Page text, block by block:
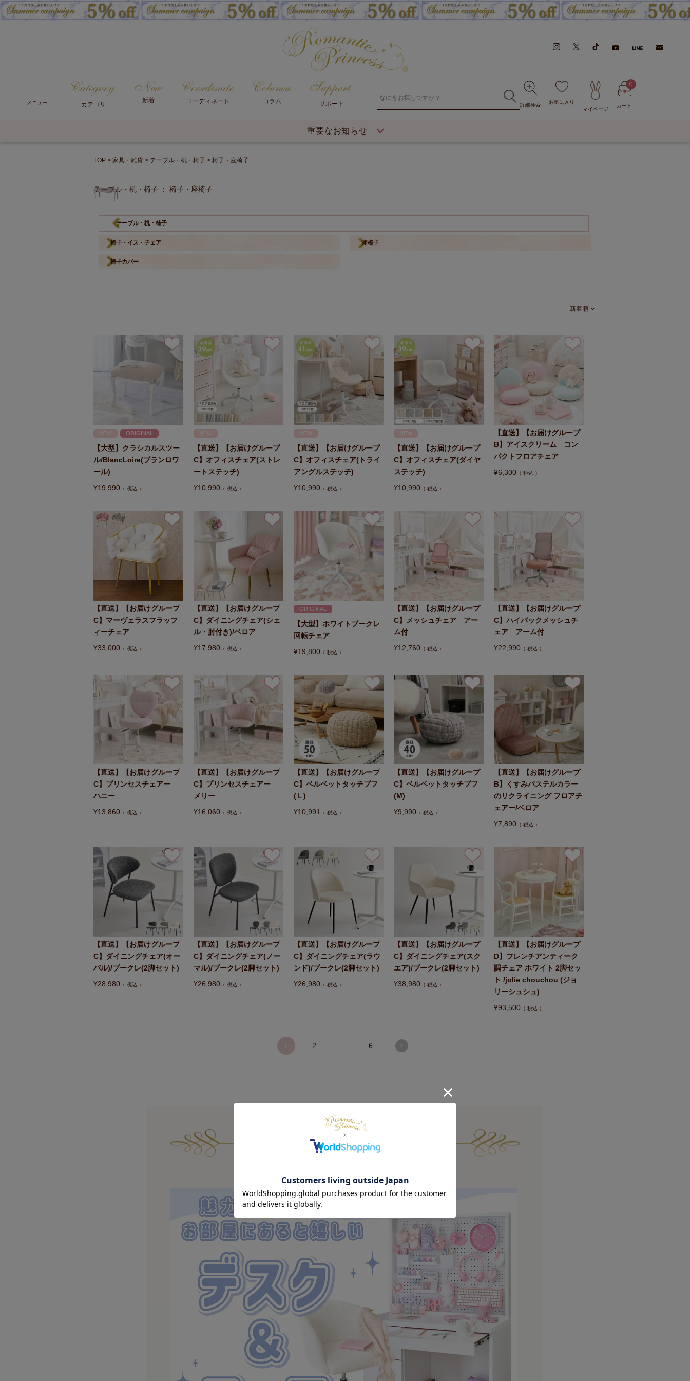
メニュー カテゴリ
新着 コーディネート コラム サポート 詳細検索
お気に入り
マイページ
カート
0
重要なお知らせ
TOP 家具・雑貨 テーブル・机・椅子 椅子・座椅子
テーブル・机・椅子 ： 椅子・座椅子
テーブル・机・椅子
椅子・イス・チェア 座椅子
椅子カバー
新着順
NEW ORIGINAL
【大型】クラシカルスツー
ル/BlancLoire(ブランロワ
ール)
¥19,990 税込
NEW
【直送】【お届けグループ
C】オフィスチェア(ストレ
ートステッチ)
¥10,990 税込
NEW
【直送】【お届けグループ
C】オフィスチェア(トライ
アングルステッチ)
¥10,990 税込
NEW
【直送】【お届けグループ
C】オフィスチェア(ダイヤ
ステッチ)
¥10,990 税込
【直送】【お届けグループ
B】アイスクリーム コン
パクトフロアチェア
¥6,300 税込
【直送】【お届けグループ
C】マーヴェラスフラッフ
ィーチェア
¥33,000 税込
【直送】【お届けグループ
C】ダイニングチェア(シェ
ル・肘付き)/ベロア
¥17,980 税込
ORIGINAL
【大型】ホワイトブークレ
回転チェア
¥19,800 税込
【直送】【お届けグループ
C】メッシュチェア アー
ム付
¥12,760 税込
【直送】【お届けグループ
C】ハイバックメッシュチ
ェア アーム付
¥22,990 税込
【直送】【お届けグループ
C】プリンセスチェアー
ハニー
¥13,860 税込
【直送】【お届けグループ
C】プリンセスチェアー
メリー
¥16,060 税込
【直送】【お届けグループ
C】ベルベットタッチプフ
(Ｌ)
¥10,991 税込
【直送】【お届けグループ
C】ベルベットタッチプフ
(M)
¥9,990 税込
【直送】【お届けグループ
B】くすみパステルカラー
のリクライニング フロアチ
ェアー/ベロア
¥7,890 税込
【直送】【お届けグループ
C】ダイニングチェア(オー
バル)/ブークレ(2脚セット)
¥28,980 税込
【直送】【お届けグループ
C】ダイニングチェア(ノー
マル)/ブークレ(2脚セット)
¥26,980 税込
【直送】【お届けグループ
C】ダイニングチェア(ラウ
ンド)/ブークレ(2脚セット)
¥26,980 税込
【直送】【お届けグループ
C】ダイニングチェア(スク
エア)/ブークレ(2脚セット)
¥38,980 税込
【直送】【お届けグループ
D】フレンチアンティーク
調チェア ホワイト 2脚セッ
ト /jolie chouchou (ジョ
リーシュシュ)
¥93,500 税込
1 2 6
おすすめのコラム